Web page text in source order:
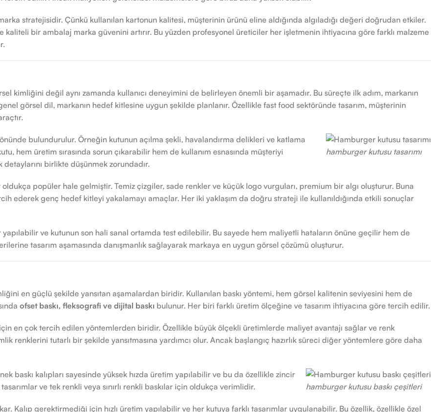
stratejisidir. Çünkü kullanılan kartonun kalitesi, müşterinin ürünü eline aldığında algıladığı değeri doğrudan etkiler.
kaliteli bir ambalaj marka güvenini artırır. Bu yüzden profesyonel üreticiler her işletmenin ihtiyacına göre farklı malzeme
kimliğini değil aynı zamanda kullanıcı deneyimini de belirleyen önemli bir aşamadır. Bu süreçte ilk adım, markanın
görsel dil, markanın hedef kitlesine uygun şekilde planlanır. Özellikle fast food sektöründe tasarım, müşterinin
hamburger kutusu tasarımı
bulundurulur. Örneğin kutunun açılma şekli, havalandırma delikleri ve katlama
hem üretim sırasında sorun çıkarabilir hem de kullanım esnasında müşteriyi
birlikte düşünmek zorundadır.
popüler hale gelmiştir. Temiz çizgiler, sade renkler ve küçük logo vurguları, premium bir algı oluşturur. Buna
ederek genç hedef kitleyi yakalamayı amaçlar. Her iki yaklaşım da doğru strateji ile kullanıldığında etkili sonuçlar
ve kutunun son hali sanal ortamda test edilebilir. Bu sayede hem maliyetli hataların önüne geçilir hem de
tasarım aşamasında danışmanlık sağlayarak markaya en uygun görsel çözümü oluşturur.
en güçlü şekilde yansıtan aşamalardan biridir. Kullanılan baskı yöntemi, hem görsel kalitenin seviyesini hem de
ofset baskı, fleksografi ve dijital baskı bulunur. Her biri farklı üretim ölçeğine ve tasarım ihtiyacına göre tercih edilir.
en çok tercih edilen yöntemlerden biridir. Özellikle büyük ölçekli üretimlerde maliyet avantajı sağlar ve renk
renklerini tutarlı bir şekilde yansıtmasına yardımcı olur. Ancak başlangıç hazırlık süreci diğer yöntemlere göre daha
hamburger kutusu baskı çeşitleri
baskı kalıpları sayesinde yüksek hızda üretim yapılabilir ve bu da özellikle zincir
ve tek renkli veya sınırlı renkli baskılar için oldukça verimlidir.
Kalıp gerektirmediği için hızlı üretim yapılabilir ve her kutuya farklı tasarımlar uygulanabilir. Bu özellik, özellikle özel